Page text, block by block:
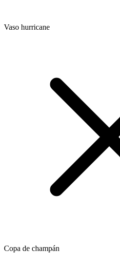
Vaso hurricane
Copa de champán